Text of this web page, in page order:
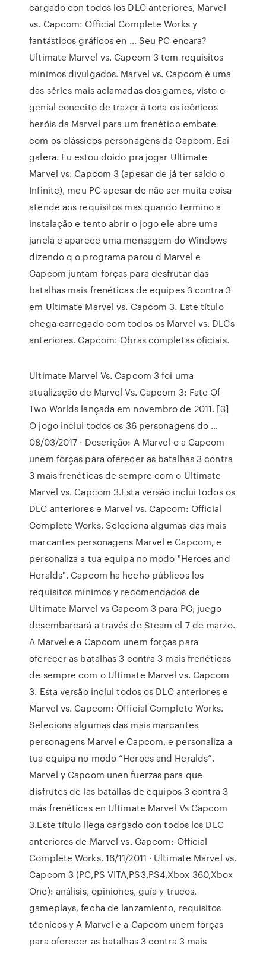
cargado con todos los DLC anteriores, Marvel
vs. Capcom: Official Complete Works y
fantásticos gráficos en … Seu PC encara?
Ultimate Marvel vs. Capcom 3 tem requisitos
mínimos divulgados. Marvel vs. Capcom é uma
das séries mais aclamadas dos games, visto o
genial conceito de trazer à tona os icônicos
heróis da Marvel para um frenético embate
com os clássicos personagens da Capcom. Eai
galera. Eu estou doido pra jogar Ultimate
Marvel vs. Capcom 3 (apesar de já ter saído o
Infinite), meu PC apesar de não ser muita coisa
atende aos requisitos mas quando termino a
instalação e tento abrir o jogo ele abre uma
janela e aparece uma mensagem do Windows
dizendo q o programa parou d Marvel e
Capcom juntam forças para desfrutar das
batalhas mais frenéticas de equipes 3 contra 3
em Ultimate Marvel vs. Capcom 3. Este título
chega carregado com todos os Marvel vs. DLCs
anteriores. Capcom: Obras completas oficiais.
Ultimate Marvel Vs. Capcom 3 foi uma
atualização de Marvel Vs. Capcom 3: Fate Of
Two Worlds lançada em novembro de 2011. [3]
O jogo inclui todos os 36 personagens do …
08/03/2017 · Descrição: A Marvel e a Capcom
unem forças para oferecer as batalhas 3 contra
3 mais frenéticas de sempre com o Ultimate
Marvel vs. Capcom 3.Esta versão inclui todos os
DLC anteriores e Marvel vs. Capcom: Official
Complete Works. Seleciona algumas das mais
marcantes personagens Marvel e Capcom, e
personaliza a tua equipa no modo "Heroes and
Heralds". Capcom ha hecho públicos los
requisitos mínimos y recomendados de
Ultimate Marvel vs Capcom 3 para PC, juego
desembarcará a través de Steam el 7 de marzo.
A Marvel e a Capcom unem forças para
oferecer as batalhas 3 contra 3 mais frenéticas
de sempre com o Ultimate Marvel vs. Capcom
3. Esta versão inclui todos os DLC anteriores e
Marvel vs. Capcom: Official Complete Works.
Seleciona algumas das mais marcantes
personagens Marvel e Capcom, e personaliza a
tua equipa no modo “Heroes and Heralds”.
Marvel y Capcom unen fuerzas para que
disfrutes de las batallas de equipos 3 contra 3
más frenéticas en Ultimate Marvel Vs Capcom
3.Este título llega cargado con todos los DLC
anteriores de Marvel vs. Capcom: Official
Complete Works. 16/11/2011 · Ultimate Marvel vs.
Capcom 3 (PC,PS VITA,PS3,PS4,Xbox 360,Xbox
One): análisis, opiniones, guía y trucos,
gameplays, fecha de lanzamiento, requisitos
técnicos y A Marvel e a Capcom unem forças
para oferecer as batalhas 3 contra 3 mais